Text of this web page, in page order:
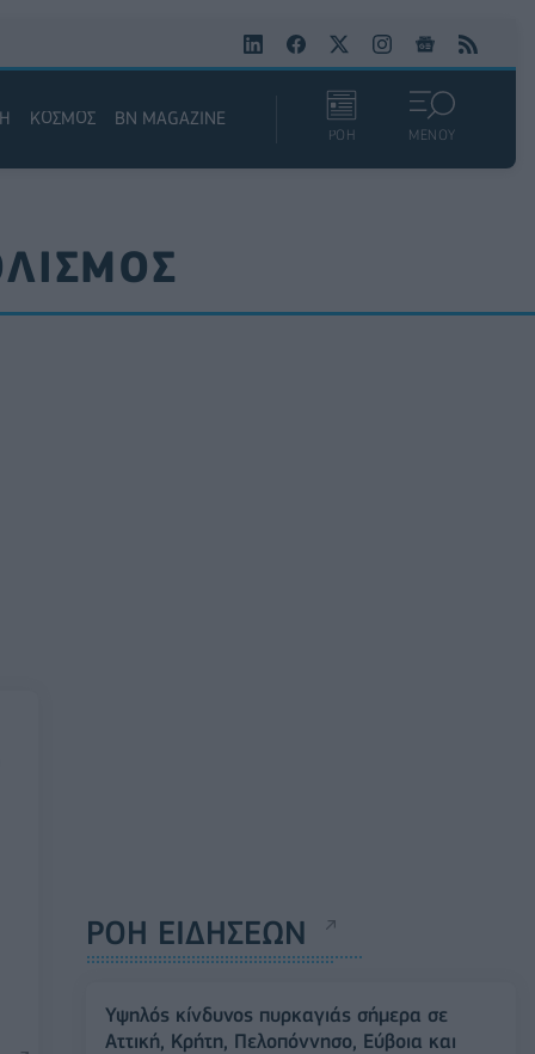
ΚΟΣΜΟΣ BN MAGAZINE
ΡΟΗ ΜΕΝΟΥ
ΡΟΗ ΕΙΔΗΣΕΩΝ
Υψηλός κίνδυνος πυρκαγιάς σήμερα σε
Αττική, Κρήτη, Πελοπόννησο, Εύβοια και